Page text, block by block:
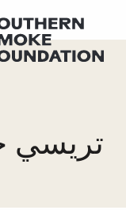
تريسي